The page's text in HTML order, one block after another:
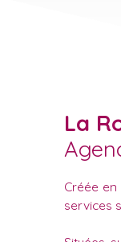
La
Créée en
services